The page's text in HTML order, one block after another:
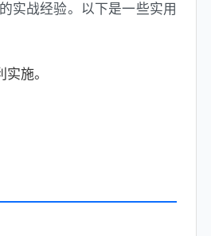
实战经验。以下是一些实用
施。